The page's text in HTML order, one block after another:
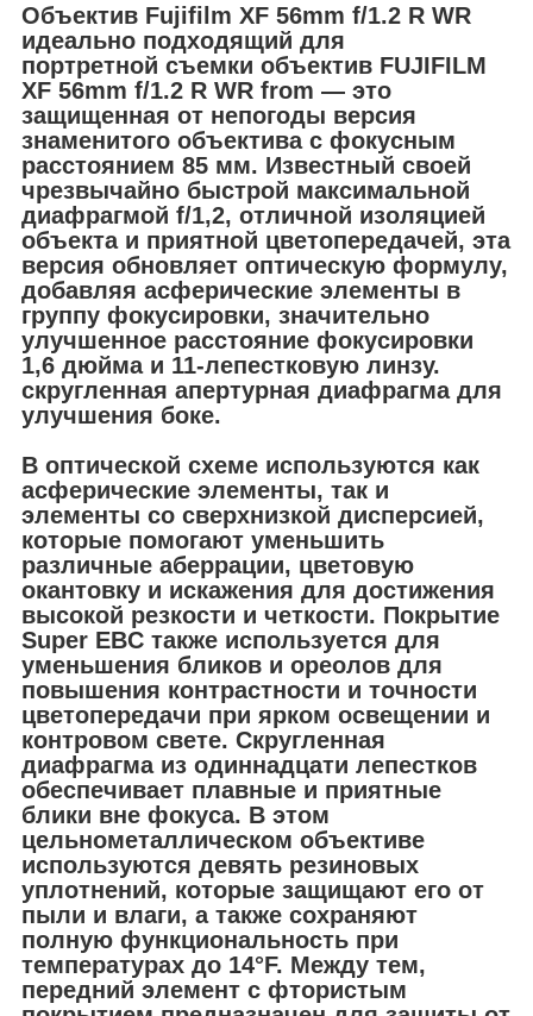
Объектив Fujifilm XF 56mm f/1.2 R WR
идеально подходящий для
портретной съемки объектив FUJIFILM
XF 56mm f/1.2 R WR from — это
защищенная от непогоды версия
знаменитого объектива с фокусным
расстоянием 85 мм. Известный своей
чрезвычайно быстрой максимальной
диафрагмой f/1,2, отличной изоляцией
объекта и приятной цветопередачей, эта
версия обновляет оптическую формулу,
добавляя асферические элементы в
группу фокусировки, значительно
улучшенное расстояние фокусировки
1,6 дюйма и 11-лепестковую линзу.
скругленная апертурная диафрагма для
улучшения боке.
В оптической схеме используются как
асферические элементы, так и
элементы со сверхнизкой дисперсией,
которые помогают уменьшить
различные аберрации, цветовую
окантовку и искажения для достижения
высокой резкости и четкости. Покрытие
Super EBC также используется для
уменьшения бликов и ореолов для
повышения контрастности и точности
цветопередачи при ярком освещении и
контровом свете. Скругленная
диафрагма из одиннадцати лепестков
обеспечивает плавные и приятные
блики вне фокуса. В этом
цельнометаллическом объективе
используются девять резиновых
уплотнений, которые защищают его от
пыли и влаги, а также сохраняют
полную функциональность при
температурах до 14°F. Между тем,
передний элемент с фтористым